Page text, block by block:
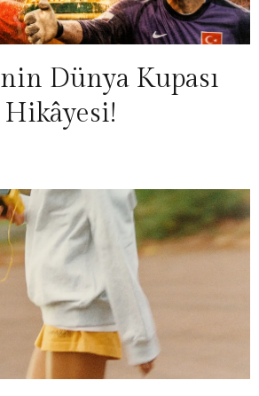
Dünya Kupası
Hikâyesi!